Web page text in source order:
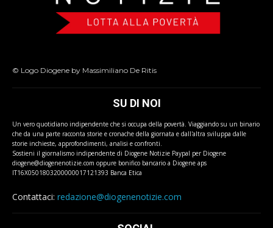
© Logo Diogene by Massimiliano De Ritis
SU DI NOI
Un vero quotidiano indipendente che si occupa della povertà. Viaggiando su un binario
che da una parte racconta storie e cronache della giornata e dall'altra sviluppa dalle
storie inchieste, approfondimenti, analisi e confronti.
Sostieni il giornalismo indipendente di Diogene Notizie Paypal per Diogene
diogene@diogenenotizie.com oppure bonifico bancario a Diogene aps
IT16X0501803200000017121393 Banca Etica
Contattaci: redazione@diogenenotizie.com